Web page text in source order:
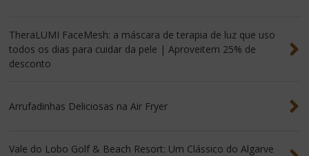
TheraLUMI FaceMesh: a máscara de terapia de luz que uso
todos os dias para cuidar da pele | Aproveitem 25% de
desconto
Arrufadinhas Deliciosas na Air Fryer
Vale do Lobo Golf & Beach Resort: Um Clássico do Algarve